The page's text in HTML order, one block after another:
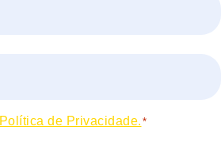
Política de Privacidade. *